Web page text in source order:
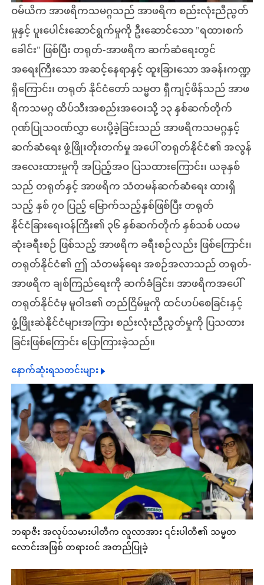
ဝမ်ယိက အာဖရိကသမဂ္ဂသည် အာဖရိက စည်းလုံးညီညွတ်
မှုနှင့် ပူးပေါင်းဆောင်ရွက်မှုကို ဦးဆောင်သော "ရထားစက်
ခေါင်း" ဖြစ်ပြီး တရုတ်-အာဖရိက ဆက်ဆံရေးတွင်
အရေးကြီးသော အဆင့်နေရာနှင့် ထူးခြားသော အခန်းကဏ္ဍ
ရှိကြောင်း၊ တရုတ် နိုင်ငံတော် သမ္မတ ရှီကျင့်ဖိန်သည် အာဖ
ရိကသမဂ္ဂ ထိပ်သီးအစည်းအဝေးသို့ ၁၃ နှစ်ဆက်တိုက်
ဂုဏ်ပြုသဝဏ်လွှာ ပေးပို့ခဲ့ခြင်းသည် အာဖရိကသမဂ္ဂနှင့်
ဆက်ဆံရေး ဖွံ့ဖြိုးတိုးတက်မှု အပေါ် တရုတ်နိုင်ငံ၏ အလွန်
အလေးထားမှုကို အပြည့်အဝ ပြသထားကြောင်း၊ ယခုနှစ်
သည် တရုတ်နှင့် အာဖရိက သံတမန်ဆက်ဆံရေး ထားရှိ
သည့် နှစ် ၇၀ ပြည့် မြောက်သည့်နှစ်ဖြစ်ပြီး တရုတ်
နိုင်ငံခြားရေးဝန်ကြီး၏ ၃၆ နှစ်ဆက်တိုက် နှစ်သစ် ပထမ
ဆုံးခရီးစဉ် ဖြစ်သည့် အာဖရိက ခရီးစဉ်လည်း ဖြစ်ကြောင်း၊
တရုတ်နိုင်ငံ၏ ဤ သံတမန်ရေး အစဉ်အလာသည် တရုတ်-
အာဖရိက ချစ်ကြည်ရေးကို ဆက်ခံခြင်း၊ အာဖရိကအပေါ်
တရုတ်နိုင်ငံမှ မူဝါဒ၏ တည်ငြိမ်မှုကို ထင်ဟပ်စေခြင်းနှင့်
ဖွံ့ဖြိုးဆဲနိုင်ငံများအကြား စည်းလုံးညီညွတ်မှုကို ပြသထား
ခြင်းဖြစ်ကြောင်း ပြောကြားခဲ့သည်။
နောက်ဆုံးရသတင်းများ
ဘရာဇီး အလုပ်သမားပါတီက လူလာအား ၎င်းပါတီ၏ သမ္မတ
လောင်းအဖြစ် တရားဝင် အတည်ပြုခဲ့